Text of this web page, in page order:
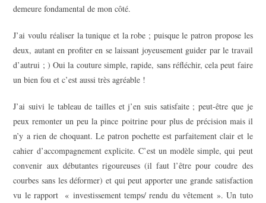
demeure fondamental de mon côté.
J’ai voulu réaliser la tunique et la robe ; puisque le patron propose les
deux, autant en profiter en se laissant joyeusement guider par le travail
d’autrui ; ) Oui la couture simple, rapide, sans réfléchir, cela peut faire
un bien fou et c’est aussi très agréable !
J’ai suivi le tableau de tailles et j’en suis satisfaite ; peut-être que je
peux remonter un peu la pince poitrine pour plus de précision mais il
n’y a rien de choquant. Le patron pochette est parfaitement clair et le
cahier d’accompagnement explicite. C’est un modèle simple, qui peut
convenir aux débutantes rigoureuses (il faut l’être pour coudre des
courbes sans les déformer) et qui peut apporter une grande satisfaction
vu le rapport « investissement temps/ rendu du vêtement ». Un tuto